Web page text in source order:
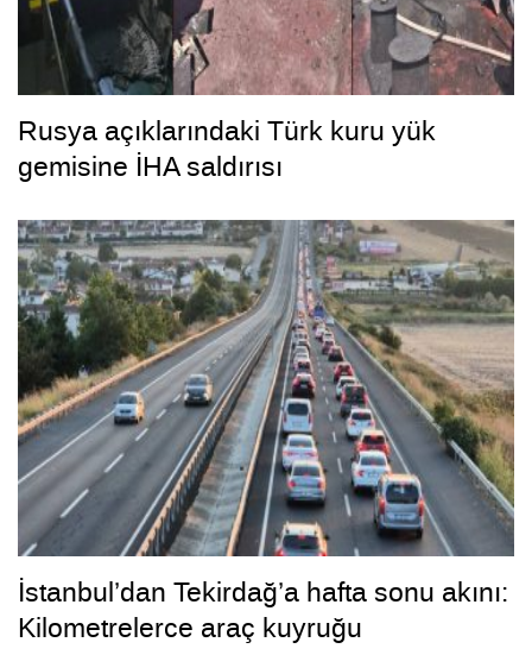
Rusya açıklarındaki Türk kuru yük
gemisine İHA saldırısı
İstanbul’dan Tekirdağ’a hafta sonu akını:
Kilometrelerce araç kuyruğu